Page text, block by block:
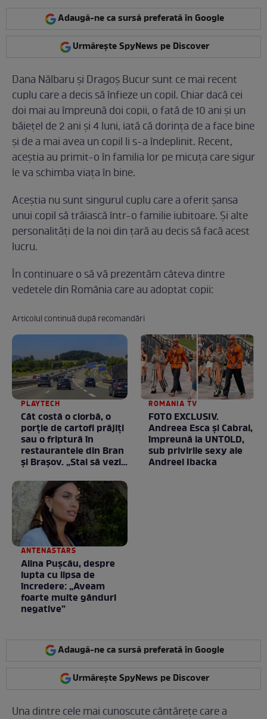
Adaugă-ne ca sursă preferată în Google
Urmărește SpyNews pe Discover
Dana Nălbaru şi Dragoş Bucur sunt ce mai recent
cuplu care a decis să înfieze un copil. Chiar dacă cei
doi mai au împreună doi copii, o fată de 10 ani şi un
băieţel de 2 ani şi 4 luni, iată că dorinţa de a face bine
şi de a mai avea un copil li s-a îndeplinit. Recent,
aceştia au primit-o în familia lor pe micuţa care sigur
le va schimba viaţa în bine.
Aceştia nu sunt singurul cuplu care a oferit şansa
unui copil să trăiască într-o familie iubitoare. Şi alte
personalităţi de la noi din ţară au decis să facă acest
lucru.
În continuare o să vă prezentăm câteva dintre
vedetele din România care au adoptat copii:
Articolul continuă după recomandări
PLAYTECH
Cât costă o ciorbă, o
porţie de cartofi prăjiţi
sau o friptură în
restaurantele din Bran
şi Braşov. „Stai să vezi
ROMANIA TV
FOTO EXCLUSIV.
Andreea Esca şi Cabral,
împreună la UNTOLD,
sub privirile sexy ale
Andreei Ibacka
ANTENASTARS
Alina Pușcău, despre
lupta cu lipsa de
încredere: „Aveam
foarte multe gânduri
negative”
Adaugă-ne ca sursă preferată în Google
Urmărește SpyNews pe Discover
Una dintre cele mai cunoscute cântăreţe care a